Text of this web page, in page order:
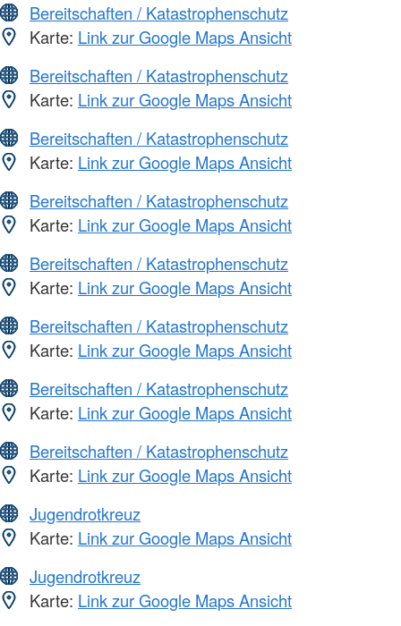
Bereitschaften / Katastrophenschutz
Karte: Link zur Google Maps Ansicht
Bereitschaften / Katastrophenschutz
Karte: Link zur Google Maps Ansicht
Bereitschaften / Katastrophenschutz
Karte: Link zur Google Maps Ansicht
Bereitschaften / Katastrophenschutz
Karte: Link zur Google Maps Ansicht
Bereitschaften / Katastrophenschutz
Karte: Link zur Google Maps Ansicht
Bereitschaften / Katastrophenschutz
Karte: Link zur Google Maps Ansicht
Bereitschaften / Katastrophenschutz
Karte: Link zur Google Maps Ansicht
Bereitschaften / Katastrophenschutz
Karte: Link zur Google Maps Ansicht
Jugendrotkreuz
Karte: Link zur Google Maps Ansicht
Jugendrotkreuz
Karte: Link zur Google Maps Ansicht